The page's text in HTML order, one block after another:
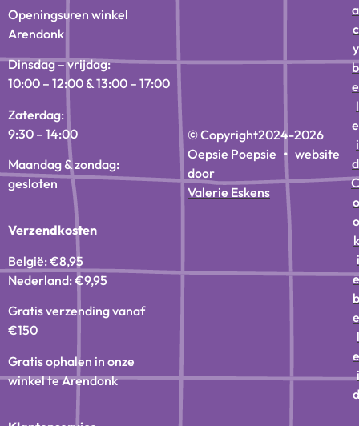
Openingsuren winkel
Arendonk
Dinsdag – vrijdag:
10:00 – 12:00 & 13:00 – 17:00
Zaterdag:
9:30 – 14:00
Maandag & zondag:
gesloten
Verzendkosten
België: €8,95
Nederland: €9,95
Gratis verzending vanaf
€150
Gratis ophalen in onze
winkel te Arendonk
© Copyright2024-2026
Oepsie Poepsie • website
door
Valerie Eskens
a
c
y
b
e
l
e
i
d
C
o
o
k
i
e
b
e
l
e
i
d